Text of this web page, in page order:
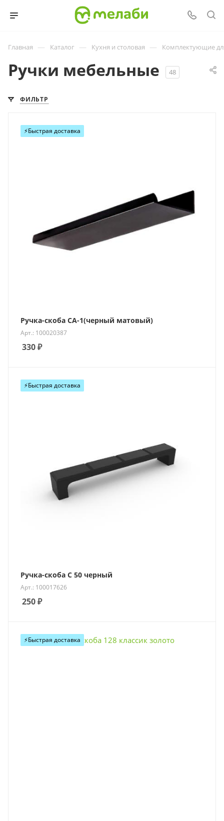
Главная — Каталог — Кухня и столовая — Комплектующие
Ручки мебельные 48
ФИЛЬТР
⚡️Быстрая доставка
Ручка-скоба СА-1(черный матовый)
Арт.: 100020387
330₽
⚡️Быстрая доставка
Ручка-скоба С 50 черный
Арт.: 100017626
250₽
⚡️Быстрая доставка